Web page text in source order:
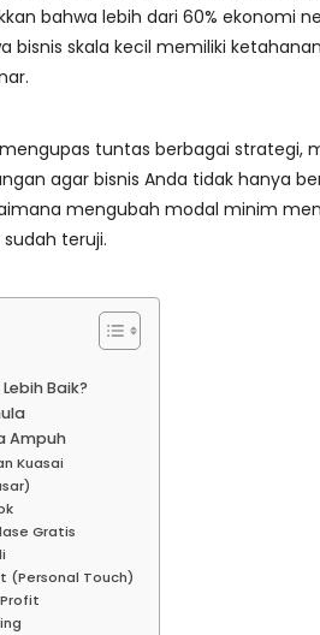
bahwa lebih dari 60% ekonomi
bisnis skala kecil memiliki
tuntas berbagai strategi,
agar bisnis Anda tidak hanya
mengubah modal minim
teruji.
Baik?
Ampuh
Kuasai
Gratis
(Personal Touch)